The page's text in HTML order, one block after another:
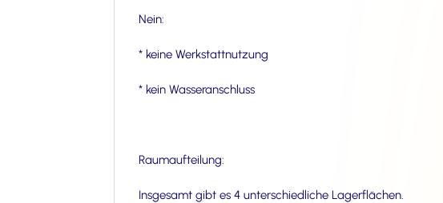
Nein:
* keine Werkstattnutzung
* kein Wasseranschluss
Raumaufteilung:
Insgesamt gibt es 4 unterschiedliche Lagerflächen.